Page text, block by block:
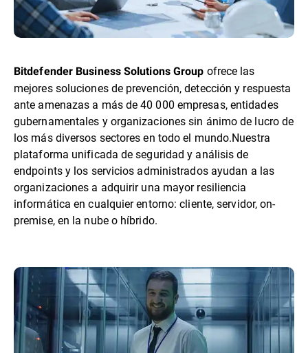
Bitdefender Business Solutions Group ofrece las
mejores soluciones de prevención, detección y respuesta
ante amenazas a más de 40 000 empresas, entidades
gubernamentales y organizaciones sin ánimo de lucro de
los más diversos sectores en todo el mundo.Nuestra
plataforma unificada de seguridad y análisis de
endpoints y los servicios administrados ayudan a las
organizaciones a adquirir una mayor resiliencia
informática en cualquier entorno: cliente, servidor, on-
premise, en la nube o híbrido.